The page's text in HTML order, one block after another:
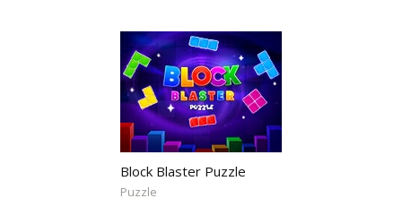
Block Blaster Puzzle
Puzzle